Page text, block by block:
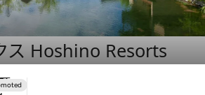
ス Hoshino Resorts